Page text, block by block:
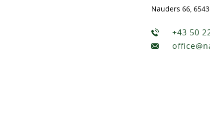
Nauders 66,
+43 50